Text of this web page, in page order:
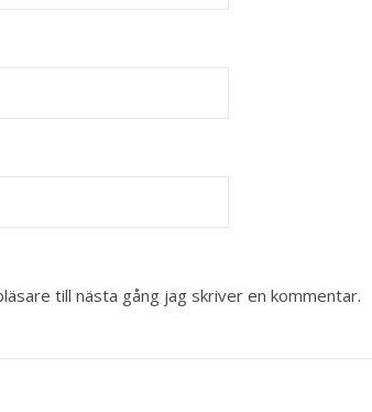
till nästa gång jag skriver en kommentar.